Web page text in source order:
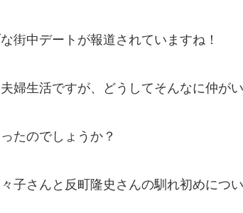
街中デートが報道されていますね！
婦生活ですが、どうしてそんなに仲が
たのでしょうか？
子さんと反町隆史さんの馴れ初めにつ